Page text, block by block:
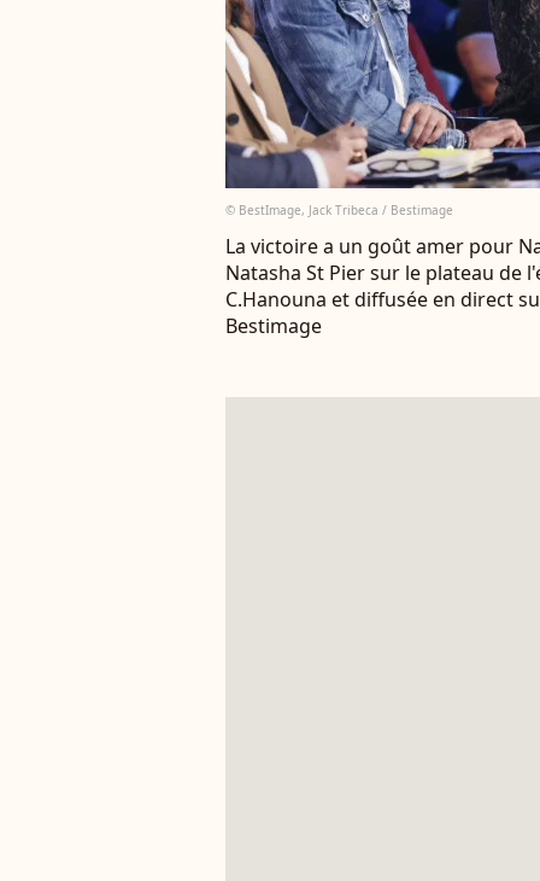
© BestImage, Jack Tribeca / Bestimage
La victoire a un goût amer pour
Natasha St Pier sur le plateau de
C.Hanouna et diffusée en direct
Bestimage